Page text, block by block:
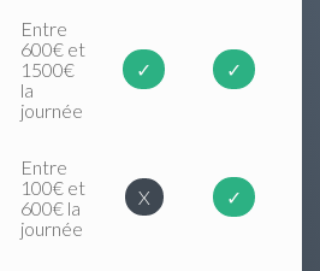
Entre
600€ et
1500€
la
journée
✓ ✓
Entre
100€ et
600€ la
journée
X ✓